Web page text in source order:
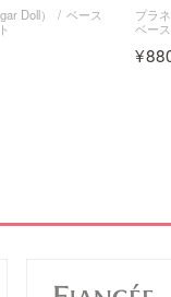
Doll）
ベース
プラ
ベー